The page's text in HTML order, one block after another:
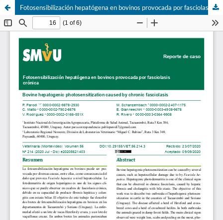
Fotosensibilización hepatógena en bovinos provocada por fasciolasis crónica